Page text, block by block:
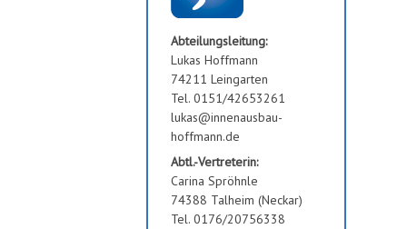
Abteilungsleitung:
Lukas Hoffmann
74211 Leingarten
Tel. 0151/42653261
lukas@innenausbau-
hoffmann.de
Abtl.-Vertreterin:
Carina Spröhnle
74388 Talheim (Neckar)
Tel. 0176/20756338